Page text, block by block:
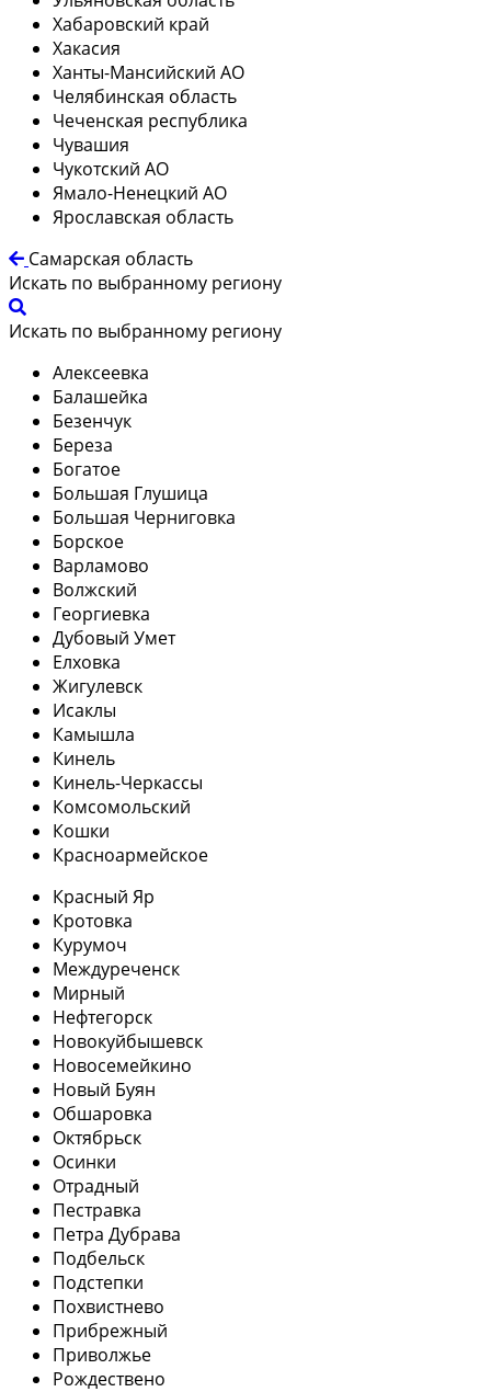
Хабаровский край
Хакасия
Ханты-Мансийский АО
Челябинская область
Чеченская республика
Чувашия
Чукотский АО
Ямало-Ненецкий АО
Ярославская область
Самарская область
Искать по выбранному региону
Искать по выбранному региону
Алексеевка
Балашейка
Безенчук
Береза
Богатое
Большая Глушица
Большая Черниговка
Борское
Варламово
Волжский
Георгиевка
Дубовый Умет
Елховка
Жигулевск
Исаклы
Камышла
Кинель
Кинель-Черкассы
Комсомольский
Кошки
Красноармейское
Красный Яр
Кротовка
Курумоч
Междуреченск
Мирный
Нефтегорск
Новокуйбышевск
Новосемейкино
Новый Буян
Обшаровка
Октябрьск
Осинки
Отрадный
Пестравка
Петра Дубрава
Подбельск
Подстепки
Похвистнево
Прибрежный
Приволжье
Рождествено